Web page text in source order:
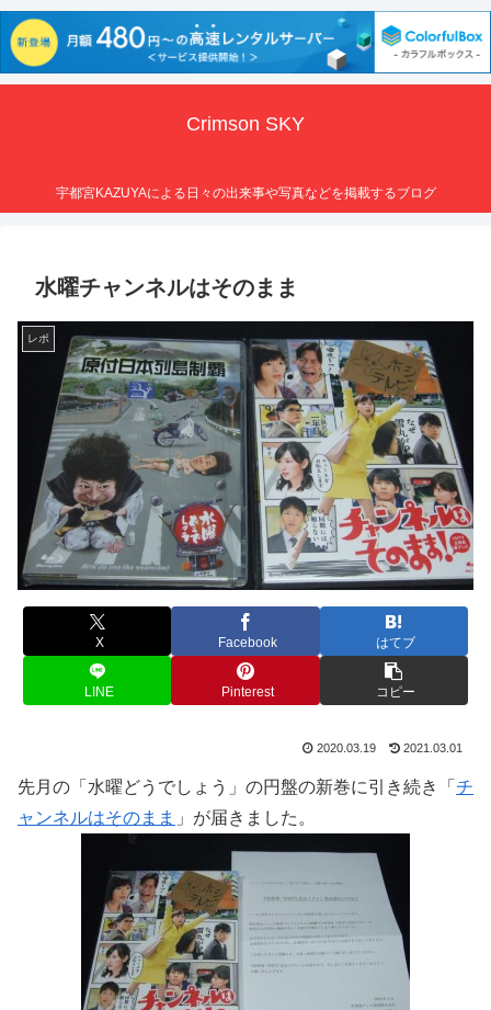
Crimson SKY
宇都宮KAZUYAによる日々の出来事や写真などを掲載するブログ
水曜チャンネルはそのまま
レポ
X Facebook はてブ
LINE Pinterest コピー
2020.03.19 2021.03.01
先月の「水曜どうでしょう」の円盤の新巻に引き続き「 チ
ャンネルはそのまま 」が届きました。